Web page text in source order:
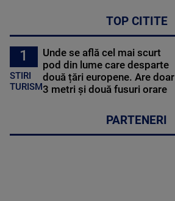
TOP CITITE
1
STIRI
TURISM
Unde se află cel mai scurt
pod din lume care desparte
două țări europene. Are doar
3 metri și două fusuri orare
PARTENERI